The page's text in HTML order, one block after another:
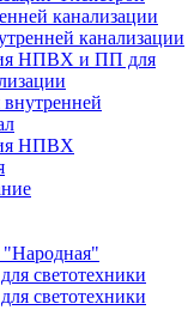
канализации
канализации
НПВХ и ПП для
НПВХ
"Народная"
светотехники
светотехники